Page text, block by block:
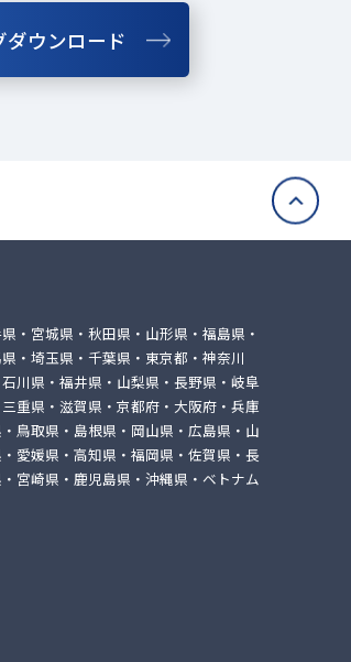
ダウンロード
・宮城県・秋田県・山形県・福島県・
・埼玉県・千葉県・東京都・神奈川
川県・福井県・山梨県・長野県・岐阜
重県・滋賀県・京都府・大阪府・兵庫
鳥取県・島根県・岡山県・広島県・山
愛媛県・高知県・福岡県・佐賀県・長
宮崎県・鹿児島県・沖縄県・ベトナム